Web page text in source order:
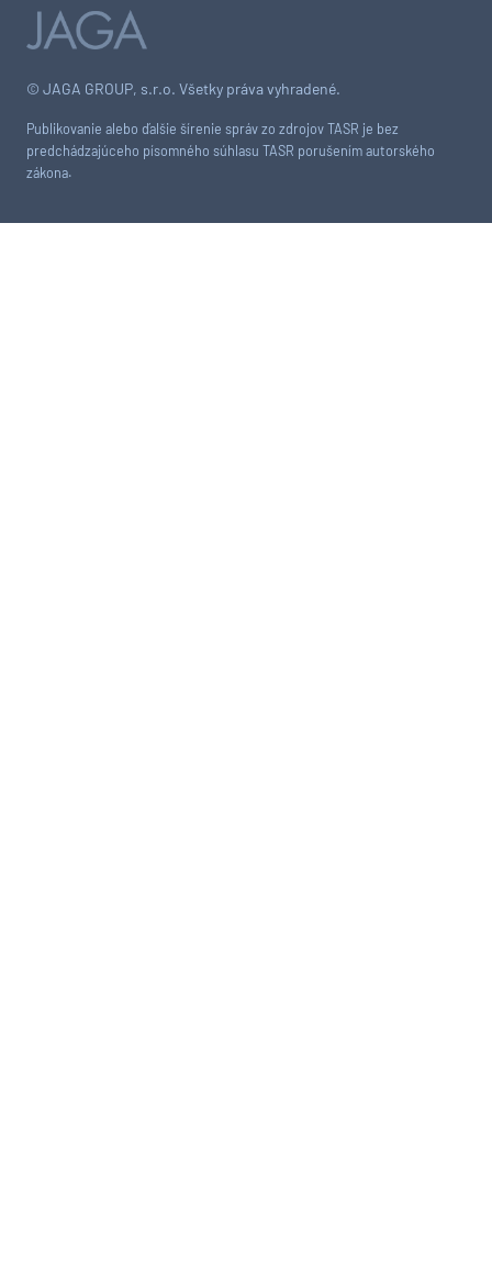
© JAGA GROUP, s.r.o. Všetky práva vyhradené.
Publikovanie alebo ďalšie šírenie správ zo zdrojov TASR je bez
predchádzajúceho písomného súhlasu TASR porušením autorského
zákona.